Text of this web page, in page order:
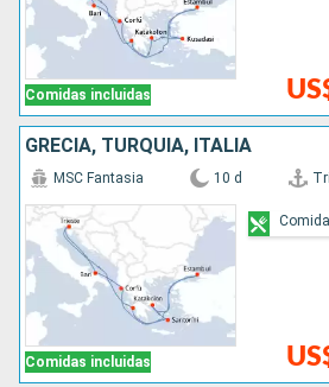
Comidas incluidas
GRECIA, TURQUÍA, ITALIA
Comidas incluidas
MSC Fantasia 10 d